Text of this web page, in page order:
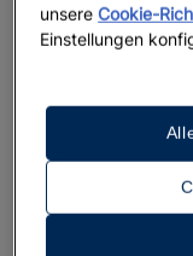
unsereCookie-
Einstellungen